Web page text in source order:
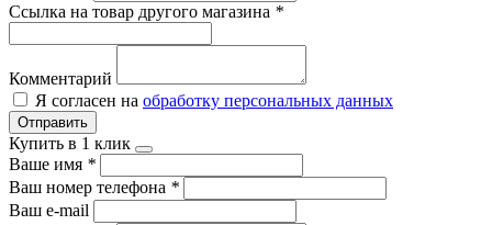
Ссылка на товар другого магазина *
Комментарий
Я согласен на обработку персональных данных
Отправить
Купить в 1 клик
Ваше имя *
Ваш номер телефона *
Ваш e-mail